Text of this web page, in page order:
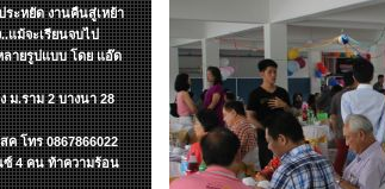
ระหยัด งานคืนสู่เหย้า
แม้จะเรียนจบไป
ายรูปแบบ โดย แอ๊ด
ม.ราม 2 บางนา 28
ค โทร 0867866022
4 คน ท้าความร้อน